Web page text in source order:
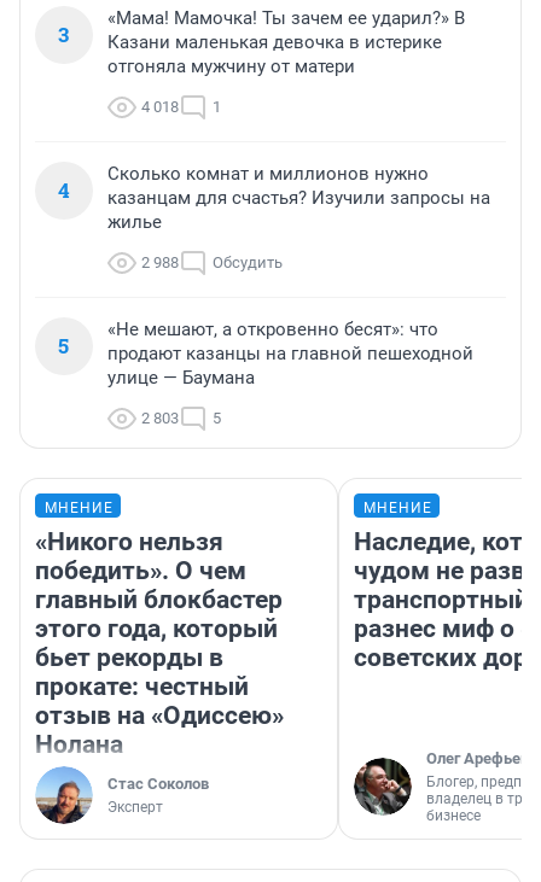
3
«Мама! Мамочка! Ты зачем ее ударил?» В
Казани маленькая девочка в истерике
отгоняла мужчину от матери
4 018 1
4
Сколько комнат и миллионов нужно
казанцам для счастья? Изучили запросы на
жилье
2 988 Обсудить
5
«Не мешают, а откровенно бесят»: что
продают казанцы на главной пешеходной
улице — Баумана
2 803 5
МНЕНИЕ
«Никого нельзя
победить». О чем
главный блокбастер
этого года, который
бьет рекорды в
прокате: честный
отзыв на «Одиссею»
Нолана
Стас Соколов
Эксперт
МНЕНИЕ
Наследие,
чудом не
транспортный
разнес миф о
советских
Олег Арефьев
Блогер,
владелец в
бизнесе